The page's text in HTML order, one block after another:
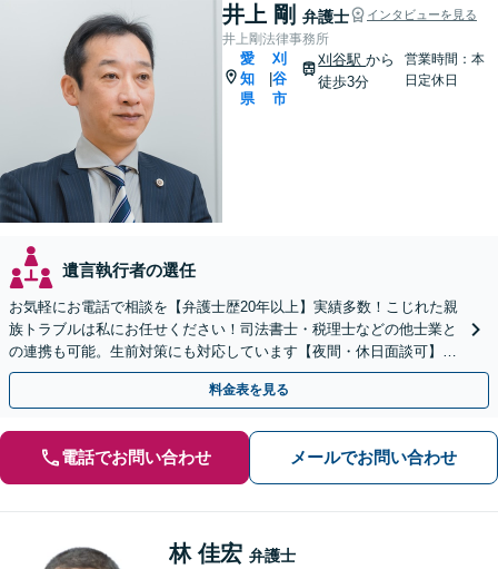
井上 剛 弁護士 インタビューを見る
井上剛法律事務所
愛
知
県
刈
谷
市
刈谷駅から
徒歩3分
営業時間：本
日定休日
遺言執行者の選任
お気軽にお電話で相談を【弁護士歴20年以上】実績多数！こじれた親
族トラブルは私にお任せください！司法書士・税理士などの他士業と
の連携も可能。生前対策にも対応しています【夜間・休日面談可】
【完全個室・秘密厳守】
料金表を見る
電話でお問い合わせ メールでお問い合わせ
林 佳宏 弁護士